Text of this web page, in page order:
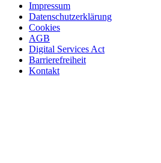
Impressum
Datenschutzerklärung
Cookies
AGB
Digital Services Act
Barrierefreiheit
Kontakt